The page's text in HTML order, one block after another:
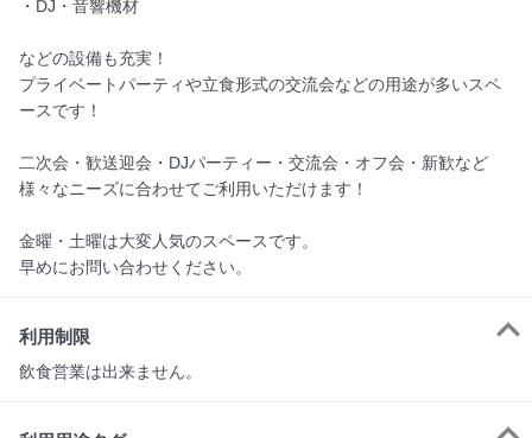
・DJ・音響機材
などの設備も充実！
プライベートパーティや立食形式の交流会などの用途が多いスペ
ースです！
二次会・歓送迎会・DJパーティー・交流会・オフ会・新歓など
様々なニーズに合わせてご利用いただけます！
金曜・土曜は大変人気のスペースです。
早めにお問い合わせください。
利用制限
飲食営業は出来ません。